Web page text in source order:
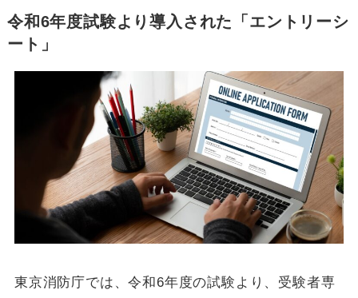
令和6年度試験より導入された「エントリーシ
ート」
東京消防庁では、令和6年度の試験より、受験者専